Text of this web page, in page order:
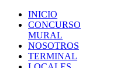
INICIO
CONCURSO
MURAL
NOSOTROS
TERMINAL